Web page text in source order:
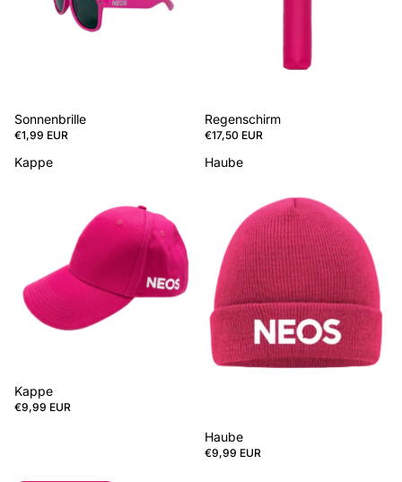
Sonnenbrille
€1,99 EUR
Regenschirm
€17,50 EUR
Kappe
Kappe
€9,99 EUR
Haube
Haube
€9,99 EUR